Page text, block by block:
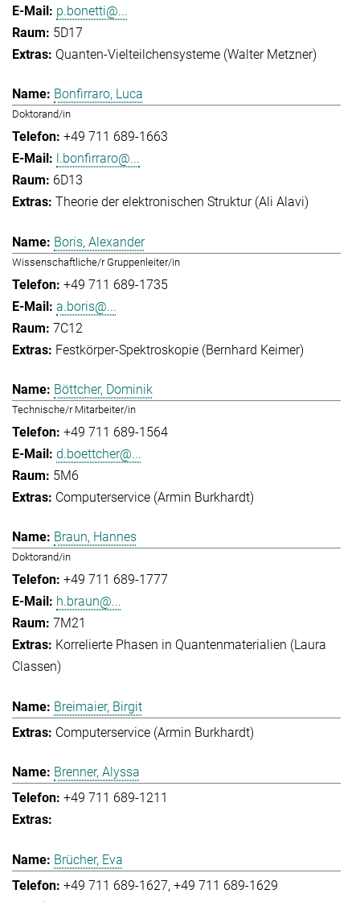
p.bonetti@...
5D17
Quanten-Vielteilchensysteme (Walter Metzner)
Bonfirraro, Luca
Doktorand/in
+49 711 689-1663
l.bonfirraro@...
6D13
Theorie der elektronischen Struktur (Ali Alavi)
Boris, Alexander
Wissenschaftliche/r Gruppenleiter/in
+49 711 689-1735
a.boris@...
7C12
Festkörper-Spektroskopie (Bernhard Keimer)
Böttcher, Dominik
Technische/r Mitarbeiter/in
+49 711 689-1564
d.boettcher@...
5M6
Computerservice (Armin Burkhardt)
Braun, Hannes
Doktorand/in
+49 711 689-1777
h.braun@...
7M21
Korrelierte Phasen in Quantenmaterialien (Laura
Classen)
Breimaier, Birgit
Computerservice (Armin Burkhardt)
Brenner, Alyssa
+49 711 689-1211
Brücher, Eva
+49 711 689-1627 +49 711 689-1629